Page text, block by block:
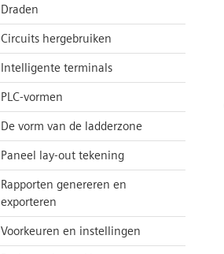
Draden
Circuits hergebruiken
Intelligente terminals
PLC-vormen
De vorm van de ladderzone
Paneel lay-out tekening
Rapporten genereren en
exporteren
Voorkeuren en instellingen